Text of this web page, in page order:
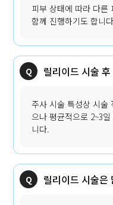
피부 상태에 따라 다른
함께 진행하기도 합니
릴리이드 시술
주사 시술 특성상 시술
으나 평균적으로 2~3
니다.
릴리이드 시술은